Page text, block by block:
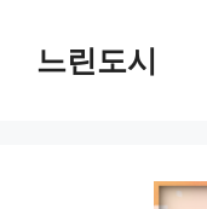
느린도시